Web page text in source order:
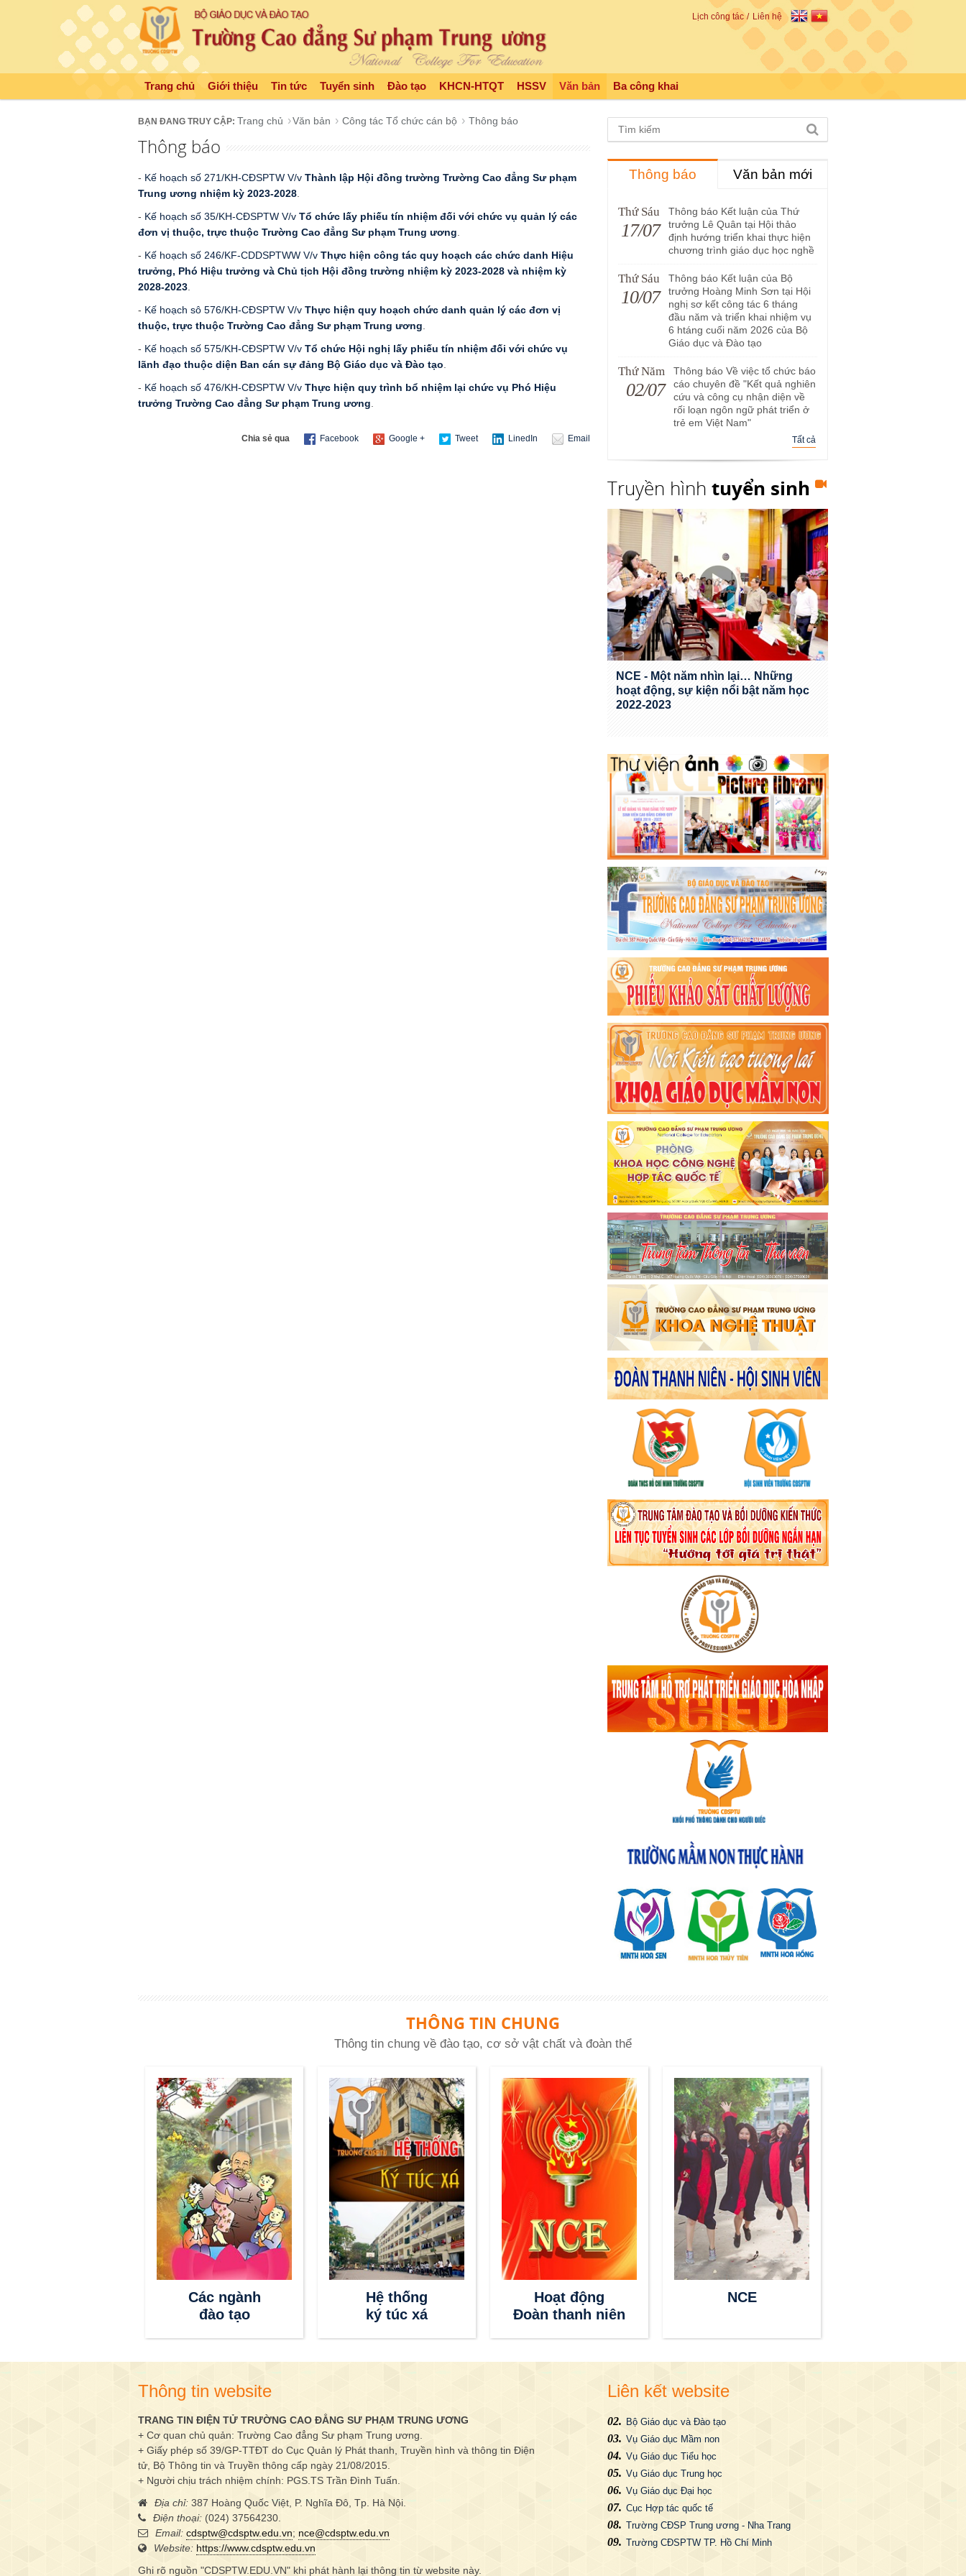
Lịch công tác Liên hệ
Trang chủ Giới thiệu Tin tức Tuyển sinh Đào tạo KHCN-HTQT HSSV Văn bản Ba công khai
Trang chủ Văn bản Công tác Tổ chức cán bộ Thông báo
Thông báo
- Kế hoạch số 271/KH-CĐSPTW V/v Thành lập Hội đồng trường Trường Cao đẳng Sư phạm
Trung ương nhiệm kỳ 2023-2028
- Kế hoạch số 35/KH-CĐSPTW V/v Tổ chức lấy phiếu tín nhiệm đối với chức vụ quản lý các
đơn vị thuộc, trực thuộc Trường Cao đẳng Sư phạm Trung ương
- Kế hoạch số 246/KF-CDDSPTWW V/v Thực hiện công tác quy hoạch các chức danh Hiệu
trưởng, Phó Hiệu trưởng và Chủ tịch Hội đồng trường nhiệm kỳ 2023-2028 và nhiệm kỳ
2028-2023
- Kế hoạch sô 576/KH-CĐSPTW V/v Thực hiện quy hoạch chức danh quản lý các đơn vị
thuộc, trực thuộc Trường Cao đẳng Sư phạm Trung ương
- Kế hoạch số 575/KH-CĐSPTW V/v Tổ chức Hội nghị lấy phiếu tín nhiệm đối với chức vụ
lãnh đạo thuộc diện Ban cán sự đảng Bộ Giáo dục và Đào tạo
- Kế hoạch số 476/KH-CĐSPTW V/v Thực hiện quy trình bổ nhiệm lại chức vụ Phó Hiệu
trưởng Trường Cao đẳng Sư phạm Trung ương
Chia sẻ qua Facebook Google + Tweet LinedIn Email
Thông báo Văn bản mới
Thứ Sáu
17/07
Thông báo Kết luận của Thứ
trưởng Lê Quân tại Hội thảo
định hướng triển khai thực hiện
chương trình giáo dục học nghề
Thứ Sáu
10/07
Thông báo Kết luận của Bộ
trưởng Hoàng Minh Sơn tại Hội
nghị sơ kết công tác 6 tháng
đầu năm và triển khai nhiệm vụ
6 htáng cuối năm 2026 của Bộ
Giáo dục và Đào tạo
Thứ Năm
02/07
Thông báo Về việc tổ chức báo
cáo chuyên đề "Kết quả nghiên
cứu và công cụ nhận diện về
rối loạn ngôn ngữ phát triển ở
trẻ em Việt Nam"
Tất cả
Truyền hìnhtuyển sinh
NCE - Một năm nhìn lại… Những
hoạt động, sự kiện nổi bật năm học
2022-2023
THÔNG TIN CHUNG
Thông tin chung về đào tạo, cơ sở vật chất và đoàn thể
Các ngành
đào tạo
Hệ thống
ký túc xá
Hoạt động
Đoàn thanh niên
NCE
Thông tin website
TRANG TIN ĐIỆN TỬ TRƯỜNG CAO ĐẲNG SƯ PHẠM TRUNG ƯƠNG
+ Cơ quan chủ quản: Trường Cao đẳng Sư phạm Trung ương.
+ Giấy phép số 39/GP-TTĐT do Cục Quản lý Phát thanh, Truyền hình và thông tin Điện
tử, Bộ Thông tin và Truyền thông cấp ngày 21/08/2015.
+ Người chịu trách nhiệm chính: PGS.TS Trần Đình Tuấn.
Địa chỉ: 387 Hoàng Quốc Việt, P. Nghĩa Đô, Tp. Hà Nội.
Điện thoại: (024) 37564230.
Email: cdsptw@cdsptw.edu.vn; nce@cdsptw.edu.vn
Website: https://www.cdsptw.edu.vn
Ghi rõ nguồn "CDSPTW.EDU.VN" khi phát hành lại thông tin từ website này.
Liên kết website
Bộ Giáo dục và Đào tạo
Vụ Giáo dục Mầm non
Vụ Giáo dục Tiểu học
Vụ Giáo dục Trung học
Vụ Giáo dục Đại học
Cục Hợp tác quốc tế
Trường CĐSP Trung ương - Nha Trang
Trường CĐSPTW TP. Hồ Chí Minh